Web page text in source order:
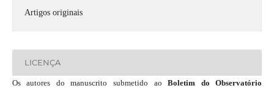
Artigos originais
LICENÇA
Os autores do manuscrito submetido aoBoletim do Observatório